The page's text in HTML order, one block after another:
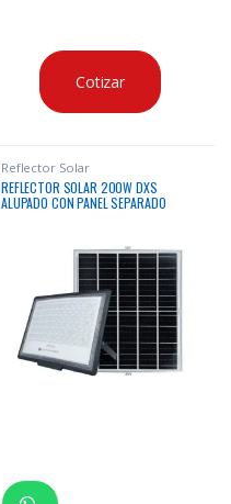
Cotizar
Reflector Solar
REFLECTOR SOLAR 200W DXS
ALUPADO CON PANEL SEPARADO